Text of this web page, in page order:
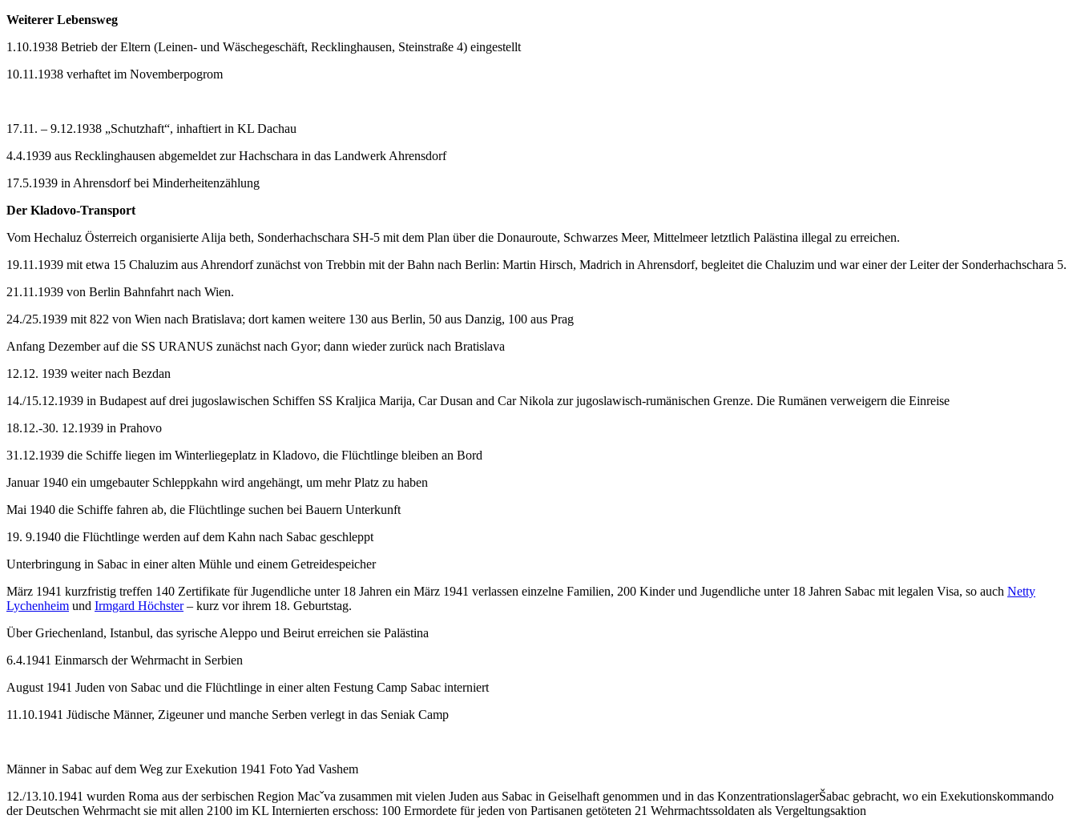
Weiterer Lebensweg
1.10.1938 Betrieb der Eltern (Leinen- und Wäschegeschäft, Recklinghausen, Steinstraße 4) eingestellt
10.11.1938 verhaftet im Novemberpogrom
17.11. – 9.12.1938 „Schutzhaft“, inhaftiert in KL Dachau
4.4.1939 aus Recklinghausen abgemeldet zur Hachschara in das Landwerk Ahrensdorf
17.5.1939 in Ahrensdorf bei Minderheitenzählung
Der Kladovo-Transport
Vom Hechaluz Österreich organisierte Alija beth, Sonderhachschara SH-5 mit dem Plan über die Donauroute, Schwarzes Meer, Mittelmeer letztlich Palästina illegal zu erreichen.
19.11.1939 mit etwa 15 Chaluzim aus Ahrendorf zunächst von Trebbin mit der Bahn nach Berlin: Martin Hirsch, Madrich in Ahrensdorf, begleitet die Chaluzim und war einer der Leiter der Sonderhachschara 5.
21.11.1939 von Berlin Bahnfahrt nach Wien.
24./25.1939 mit 822 von Wien nach Bratislava; dort kamen weitere 130 aus Berlin, 50 aus Danzig, 100 aus Prag
Anfang Dezember auf die SS URANUS zunächst nach Gyor; dann wieder zurück nach Bratislava
12.12. 1939 weiter nach Bezdan
14./15.12.1939 in Budapest auf drei jugoslawischen Schiffen SS Kraljica Marija, Car Dusan and Car Nikola zur jugoslawisch-rumänischen Grenze. Die Rumänen verweigern die Einreise
18.12.-30. 12.1939 in Prahovo
31.12.1939 die Schiffe liegen im Winterliegeplatz in Kladovo, die Flüchtlinge bleiben an Bord
Januar 1940 ein umgebauter Schleppkahn wird angehängt, um mehr Platz zu haben
Mai 1940 die Schiffe fahren ab, die Flüchtlinge suchen bei Bauern Unterkunft
19. 9.1940 die Flüchtlinge werden auf dem Kahn nach Sabac geschleppt
Unterbringung in Sabac in einer alten Mühle und einem Getreidespeicher
März 1941 kurzfristig treffen 140 Zertifikate für Jugendliche unter 18 Jahren ein März 1941 verlassen einzelne Familien, 200 Kinder und Jugendliche unter 18 Jahren Sabac mit legalen Visa, so auch Netty
Lychenheim und Irmgard Höchster– kurz vor ihrem 18. Geburtstag.
Über Griechenland, Istanbul, das syrische Aleppo und Beirut erreichen sie Palästina
6.4.1941 Einmarsch der Wehrmacht in Serbien
August 1941 Juden von Sabac und die Flüchtlinge in einer alten Festung Camp Sabac interniert
11.10.1941 Jüdische Männer, Zigeuner und manche Serben verlegt in das Seniak Camp
Männer in Sabac auf dem Weg zur Exekution 1941 Foto Yad Vashem
12./13.10.1941 wurden Roma aus der serbischen Region Macˇva zusammen mit vielen Juden aus Sabac in Geiselhaft genommen und in das KonzentrationslagerŠabac gebracht, wo ein Exekutionskommando
der Deutschen Wehrmacht sie mit allen 2100 im KL Internierten erschoss: 100 Ermordete für jeden von Partisanen getöteten 21 Wehrmachtssoldaten als Vergeltungsaktion